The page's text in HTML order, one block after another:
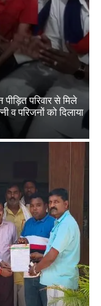
परिवार से मिले
व परिजनों को दिलाया